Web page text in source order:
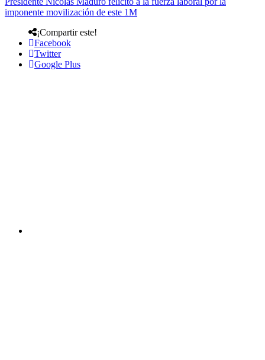
imponente movilización de este 1M
¡Compartir este!
Facebook
Twitter
Google Plus